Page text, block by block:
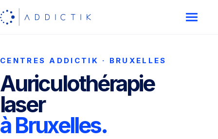
CENTRES ADDICTIK · BRUXELLES
Auriculothérapie
laser
à Bruxelles.